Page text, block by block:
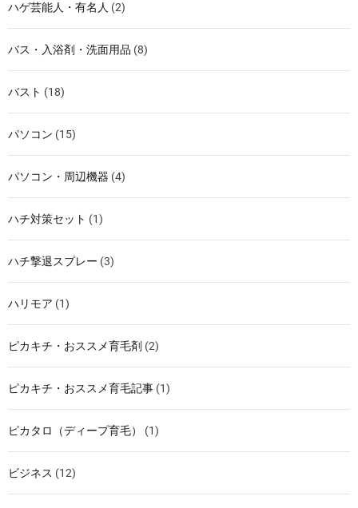
ハゲ芸能人・有名人 (2)
バス・入浴剤・洗面用品 (8)
バスト (18)
パソコン (15)
パソコン・周辺機器 (4)
ハチ対策セット (1)
ハチ撃退スプレー (3)
ハリモア (1)
ピカキチ・おススメ育毛剤 (2)
ピカキチ・おススメ育毛記事 (1)
ピカタロ（ディープ育毛） (1)
ビジネス (12)